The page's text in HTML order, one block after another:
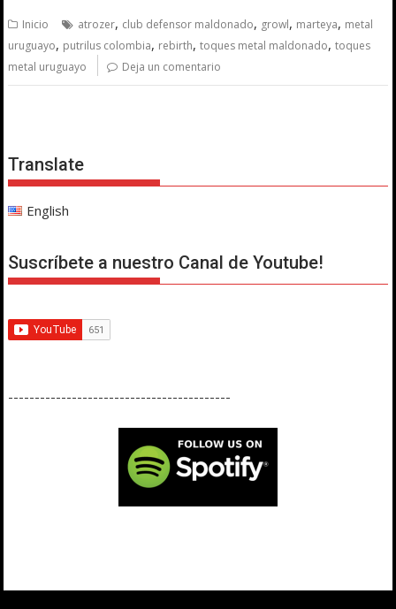
Inicio atrozer, club defensor maldonado, growl, marteya, metal
uruguayo, putrilus colombia, rebirth,toques metal maldonado,toques
metal uruguayo
Deja un comentario
Translate
English
Suscríbete a nuestro Canal de Youtube!
------------------------------------------